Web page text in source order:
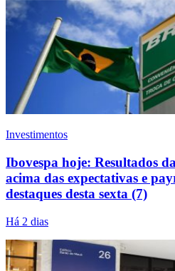
Investimentos
Ibovespa hoje: Resultados
acima das expectativas e
destaques desta sexta (7)
Há 2 dias